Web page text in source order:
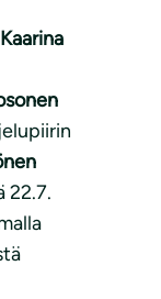
Kaarina
22.7.